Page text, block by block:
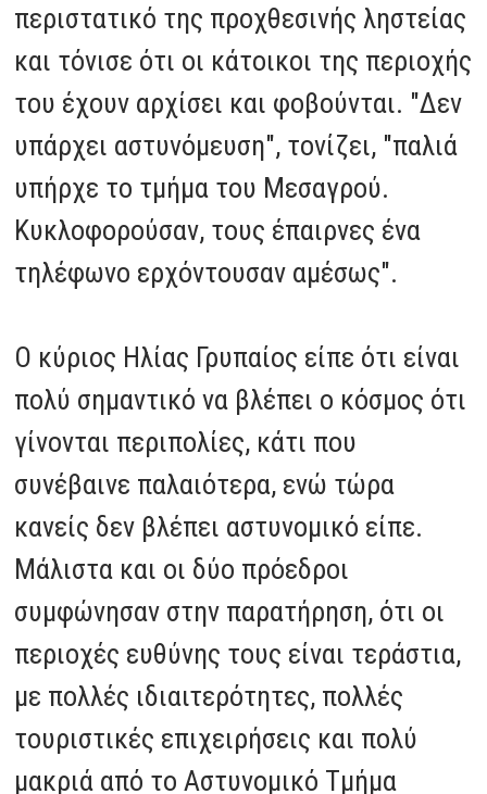
περιστατικό της προχθεσινής ληστείας
και τόνισε ότι οι κάτοικοι της περιοχής
του έχουν αρχίσει και φοβούνται. "Δεν
υπάρχει αστυνόμευση", τονίζει, "παλιά
υπήρχε το τμήμα του Μεσαγρού.
Κυκλοφορούσαν, τους έπαιρνες ένα
τηλέφωνο ερχόντουσαν αμέσως".
Ο κύριος Ηλίας Γρυπαίος είπε ότι είναι
πολύ σημαντικό να βλέπει ο κόσμος ότι
γίνονται περιπολίες, κάτι που
συνέβαινε παλαιότερα, ενώ τώρα
κανείς δεν βλέπει αστυνομικό είπε.
Μάλιστα και οι δύο πρόεδροι
συμφώνησαν στην παρατήρηση, ότι οι
περιοχές ευθύνης τους είναι τεράστια,
με πολλές ιδιαιτερότητες, πολλές
τουριστικές επιχειρήσεις και πολύ
μακριά από το Αστυνομικό Τμήμα